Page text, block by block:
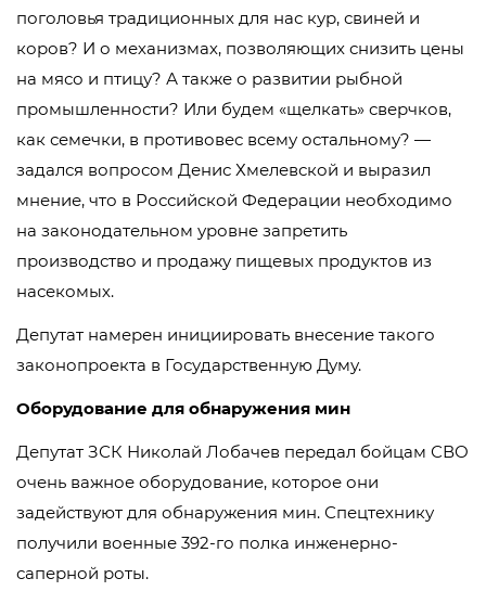
поголовья традиционных для нас кур, свиней и
коров? И о механизмах, позволяющих снизить цены
на мясо и птицу? А также о развитии рыбной
промышленности? Или будем «щелкать» сверчков,
как семечки, в противовес всему остальному? —
задался вопросом Денис Хмелевской и выразил
мнение, что в Российской Федерации необходимо
на законодательном уровне запретить
производство и продажу пищевых продуктов из
насекомых.
Депутат намерен инициировать внесение такого
законопроекта в Государственную Думу.
Оборудование для обнаружения мин
Депутат ЗСК Николай Лобачев передал бойцам СВО
очень важное оборудование, которое они
задействуют для обнаружения мин. Спецтехнику
получили военные 392-го полка инженерно-
саперной роты.